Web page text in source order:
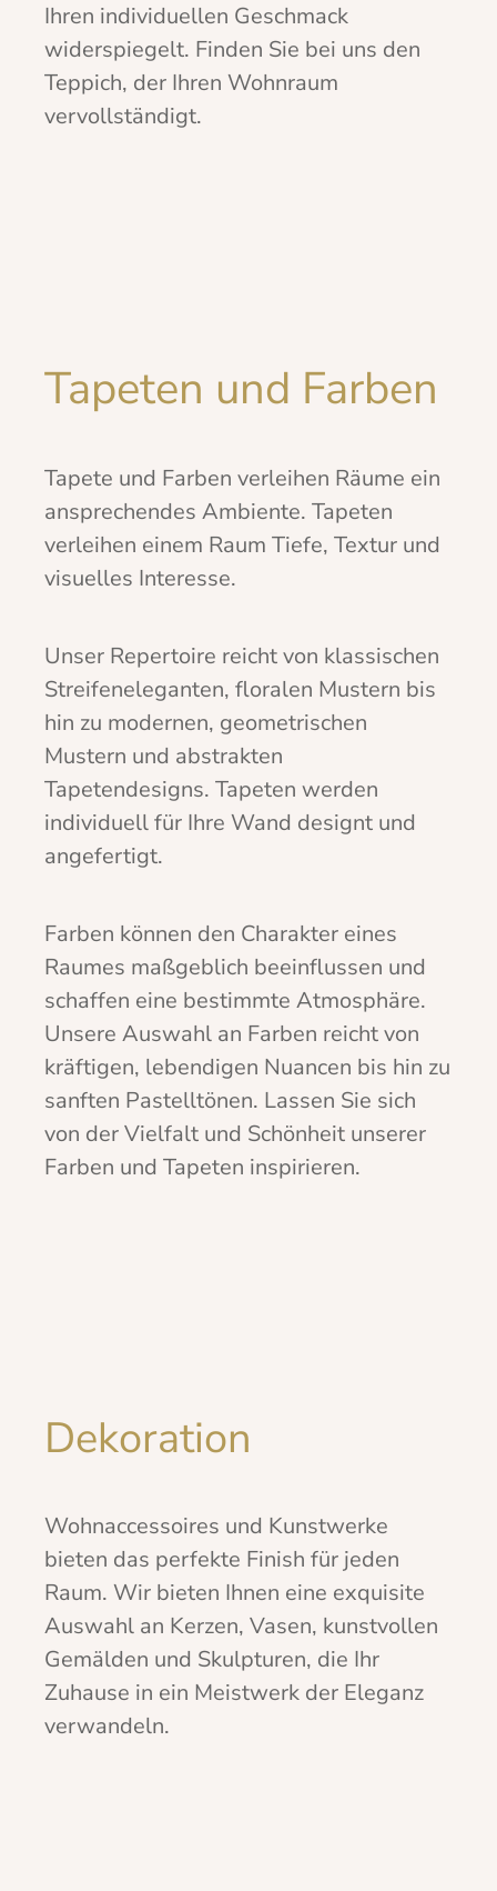
Ihren individuellen Geschmack
widerspiegelt. Finden Sie bei uns den
Teppich, der Ihren Wohnraum
vervollständigt.
Tapeten und Farben
Tapete und Farben verleihen Räume ein
ansprechendes Ambiente. Tapeten
verleihen einem Raum Tiefe, Textur und
visuelles Interesse.
Unser Repertoire reicht von klassischen
Streifeneleganten, floralen Mustern bis
hin zu modernen, geometrischen
Mustern und abstrakten
Tapetendesigns. Tapeten werden
individuell für Ihre Wand designt und
angefertigt.
Farben können den Charakter eines
Raumes maßgeblich beeinflussen und
schaffen eine bestimmte Atmosphäre.
Unsere Auswahl an Farben reicht von
kräftigen, lebendigen Nuancen bis hin zu
sanften Pastelltönen. Lassen Sie sich
von der Vielfalt und Schönheit unserer
Farben und Tapeten inspirieren.
Dekoration
Wohnaccessoires und Kunstwerke
bieten das perfekte Finish für jeden
Raum. Wir bieten Ihnen eine exquisite
Auswahl an Kerzen, Vasen, kunstvollen
Gemälden und Skulpturen, die Ihr
Zuhause in ein Meistwerk der Eleganz
verwandeln.